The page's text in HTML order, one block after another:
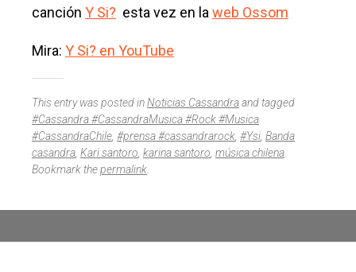
canción Y Si? esta vez en la web Ossom
Mira: Y Si? en YouTube
This entry was posted inNoticias Cassandraand tagged
#Cassandra #CassandraMusica #Rock #Musica
#CassandraChile #prensa #cassandrarock #Ysi Banda
casandra Kari santoro karina santoro música chilena
Bookmark thepermalink